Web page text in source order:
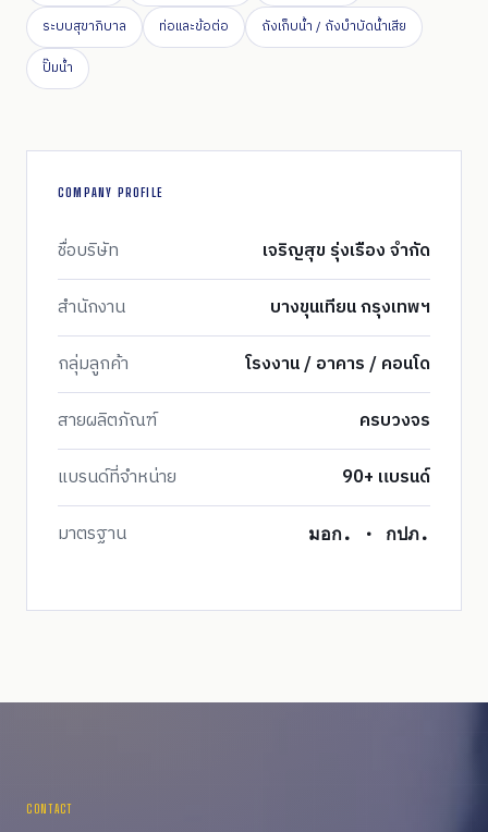
ระบบสุขาภิบาล
ท่อและข้อต่อ
ถังเก็บน้ำ / ถังบำบัดน้ำเสีย
ปั๊มน้ำ
COMPANY PROFILE
ชื่อบริษัท
เจริญสุข รุ่งเรือง จำกัด
สำนักงาน
บางขุนเทียน กรุงเทพฯ
กลุ่มลูกค้า
โรงงาน / อาคาร / คอนโด
สายผลิตภัณฑ์
ครบวงจร
แบรนด์ที่จำหน่าย
90+ แบรนด์
มาตรฐาน
มอก. · กปภ.
CONTACT